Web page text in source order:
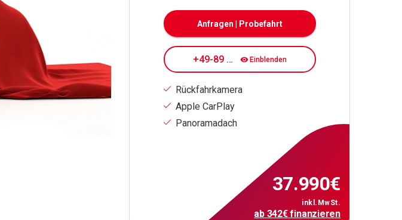
Anfragen | Probefahrt
+49-89 7080 84 176 Einblenden
Rückfahrkamera
Apple CarPlay
Panoramadach
37.990€
inkl.MwSt.
ab 342€finanzieren